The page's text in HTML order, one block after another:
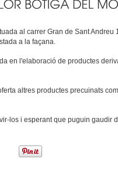
al carrer Gran de Sant
a la façana.
en l'elaboració de productes
altres productes precuinats
los i esperant que puguin gaudir